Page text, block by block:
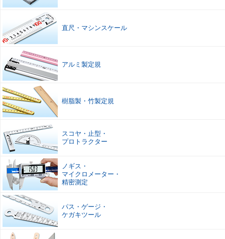
直尺 ・ マシンスケール
アルミ製定規
樹脂製 ・ 竹製定規
スコヤ ・ 止型 ・
プロトラクター
ノギス ・
マイクロメーター ・
精密測定
パス ・ ゲージ ・
ケガキツール